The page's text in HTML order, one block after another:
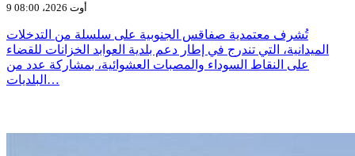
9 أوت 2026، 08:00
تُشرف معتمدية صفاقس الجنوبية على سلسلة من التدخلات
الميدانية، التي تندرج في إطار دعم بلدية العوابد الخزانات للقضاء
على النقاط السوداء والمصبات العشوائية، بمشاركة عدد من
البلديات…